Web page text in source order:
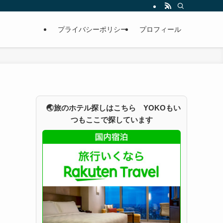
プライバシーポリシー プロフィール
🌏旅のホテル探しはこちら YOKOもい
つもここで探しています